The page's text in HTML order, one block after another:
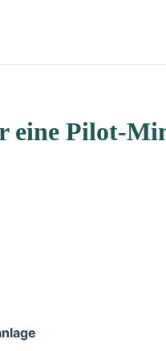
Pilot-